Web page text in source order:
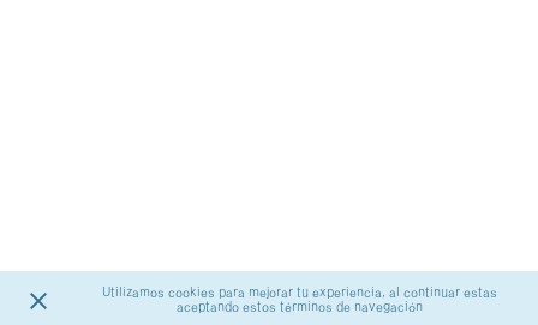
Utilizamos cookies para mejorar tu experiencia, al continuar estas
aceptando estos términos de navegación